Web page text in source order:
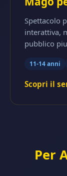
Spettacolo
interattiva,
pubblico
11-14 anni
Scopri il
Per